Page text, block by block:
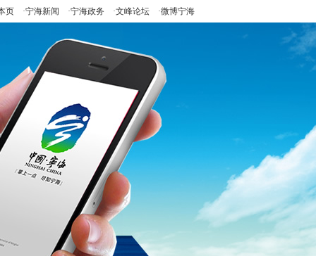
页 ·宁海新闻 ·宁海政务 ·文峰论坛 ·微博宁海